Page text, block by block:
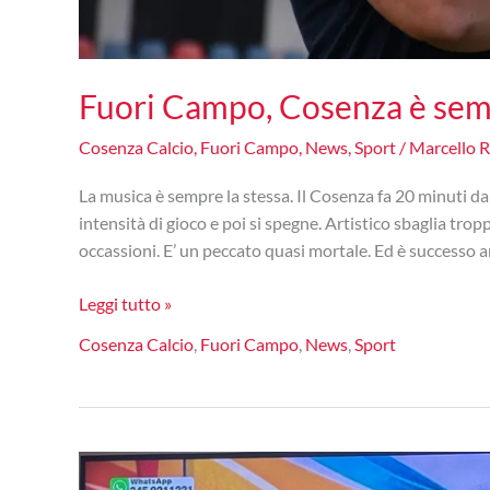
Fuori Campo, Cosenza è
Cosenza Calcio, Fuori Campo, News,Sport / Marcello
La musica è sempre la stessa. Il Cosenza fa 20 minuti
intensità di gioco e poi si spegne. Artistico sbaglia
occassioni. E’ un peccato quasi mortale. Ed è successo
Fuori
Cosenza
sempre
stessa
Leggi tutto »
Cosenza Calcio, Fuori Campo, News,Sport